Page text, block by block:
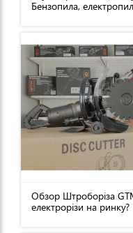
Бензопила,
Обзор Штроборіза
електрорізи на ринку?